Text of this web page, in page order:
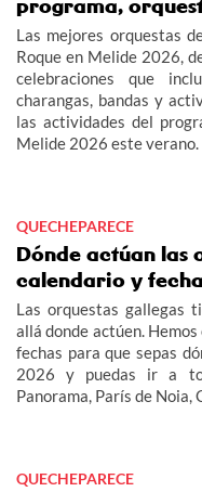
programa,
Las mejores orquestas
Roque en Melide 2026,
celebraciones que
charangas, bandas y
las actividades del
Melide 2026 este verano.
QUECHEPARECE
Dónde actúan las
calendario y
Las orquestas gallegas
allá donde actúen.
fechas para que sepas
2026 y puedas ir a
Panorama, París de Noia,
QUECHEPARECE